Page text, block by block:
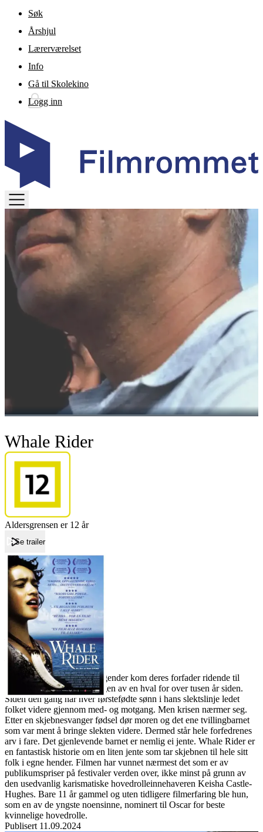
Gå til hovedinnhold
Søk
Årshjul
Lærerværelset
Info
Gå til Skolekino
Logg inn
TOGGLE
MENU
Whale Rider
Aldersgrensen er 12 år
Se trailer
ForsideWhale Rider
Whale Rider
Film
Forfatter:
Leverandør:
Norgesfilm AS
Lisens:
I følge Whangarafolkets legender kom deres forfader ridende til
New Zealands kyst på ryggen av en hval for over tusen år siden.
Siden den gang har hver førstefødte sønn i hans slektslinje ledet
folket videre gjennom med- og motgang. Men krisen nærmer seg.
Etter en skjebnesvanger fødsel dør moren og det ene tvillingbarnet
som var ment å bringe slekten videre. Dermed står hele forfedrenes
arv i fare. Det gjenlevende barnet er nemlig ei jente. Whale Rider er
en fantastisk historie om en liten jente som tar skjebnen til hele sitt
folk i egne hender. Filmen har vunnet nærmest det som er av
publikumspriser på festivaler verden over, ikke minst på grunn av
den usedvanlig karismatiske hovedrolleinnehaveren Keisha Castle-
Hughes. Bare 11 år gammel og uten tidligere filmerfaring ble hun,
som en av de yngste noensinne, nominert til Oscar for beste
kvinnelige hovedrolle.
Publisert 11.09.2024